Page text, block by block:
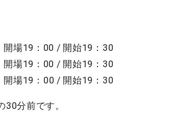
場19：00 / 開始19：30
場19：00 / 開始19：30
開場19：00 / 開始19：30
30分前です。